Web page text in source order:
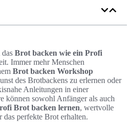
Brot backen wie ein Profi
Immer mehr Menschen
Brot backen Workshop
des Brotbackens zu erlernen oder
Anleitungen in einer
können sowohl Anfänger als auch
Brot backen lernen, wertvolle
perfekte Brot erhalten.